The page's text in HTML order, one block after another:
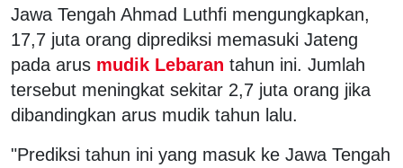
Jawa Tengah Ahmad Luthfi mengungkapkan,
17,7 juta orang diprediksi memasuki Jateng
pada arus mudik Lebaran tahun ini. Jumlah
tersebut meningkat sekitar 2,7 juta orang jika
dibandingkan arus mudik tahun lalu.
"Prediksi tahun ini yang masuk ke Jawa Tengah